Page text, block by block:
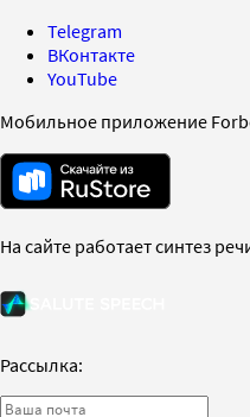
Telegram
ВКонтакте
YouTube
Мобильное приложение
На сайте работает синтез
Рассылка: